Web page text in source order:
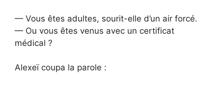
— Vous êtes adultes, sourit-elle d’un air forcé.
— Ou vous êtes venus avec un certificat
médical ?
Alexeï coupa la parole :